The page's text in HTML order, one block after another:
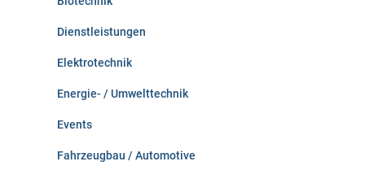
Dienstleistungen
Elektrotechnik
Energie- / Umwelttechnik
Events
Fahrzeugbau / Automotive